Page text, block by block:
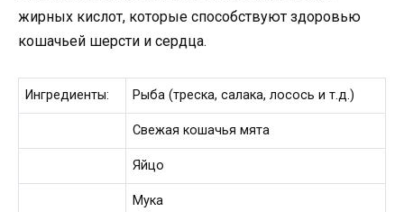
жирных кислот, которые способствуют здоровью
кошачьей шерсти и сердца.
Ингредиенты: Рыба (треска, салака, лосось и т.д.)
Свежая кошачья мята
Яйцо
Мука